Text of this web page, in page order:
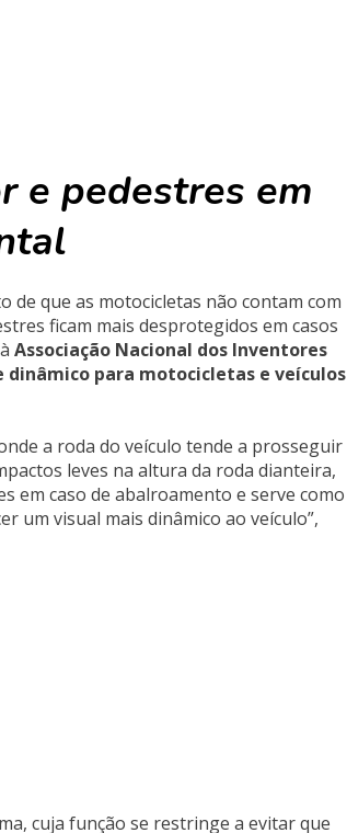
e pedestres em
que as motocicletas não contam com
ficam mais desprotegidos em casos
Associação Nacional dos Inventores
dinâmico para motocicletas e veículos
a roda do veículo tende a prosseguir
leves na altura da roda dianteira,
em caso de abalroamento e serve como
um visual mais dinâmico ao veículo”,
cuja função se restringe a evitar que